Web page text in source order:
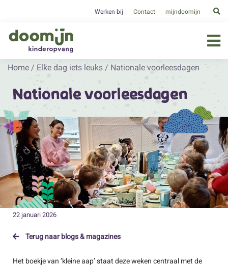
Werken bij Contact mijndoomijn
Home / Elke dag iets leuks / Nationale voorleesdagen
Nationale voorleesdagen
22 januari 2026
Terug naar blogs & magazines
Het boekje van ‘kleine aap’ staat deze weken centraal met de